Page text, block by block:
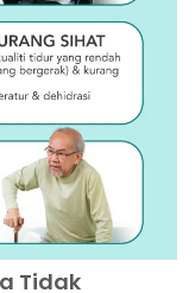
Tidak